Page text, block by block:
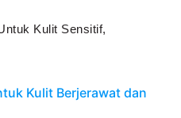
Kulit Sensitif,